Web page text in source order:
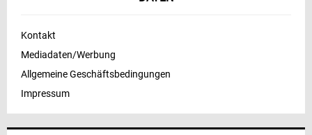
Kontakt
Mediadaten/Werbung
Allgemeine Geschäftsbedingungen
Impressum